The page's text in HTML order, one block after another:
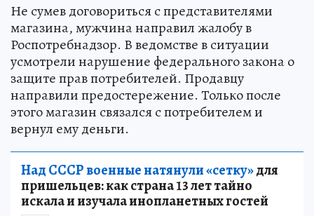
Не сумев договориться с представителями
магазина, мужчина направил жалобу в
Роспотребнадзор. В ведомстве в ситуации
усмотрели нарушение федерального закона о
защите прав потребителей. Продавцу
направили предостережение. Только после
этого магазин связался с потребителем и
вернул ему деньги.
Над СССР военные натянули «сетку»для
пришельцев: как страна 13 лет тайно
искала и изучала инопланетных гостей